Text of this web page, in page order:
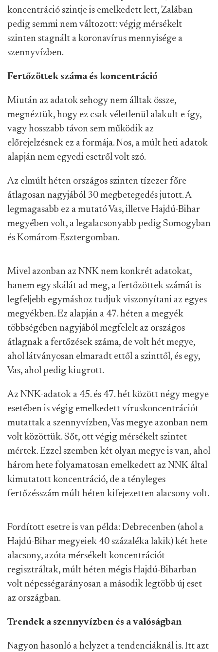
koncentráció szintje is emelkedett lett, Zalában
pedig semmi nem változott: végig mérsékelt
szinten stagnált a koronavírus mennyisége a
szennyvízben.
Fertőzöttek száma és koncentráció
Miután az adatok sehogy nem álltak össze,
megnéztük, hogy ez csak véletlenül alakult-e így,
vagy hosszabb távon sem működik az
előrejelzésnek ez a formája. Nos, a múlt heti adatok
alapján nem egyedi esetről volt szó.
Az elmúlt héten országos szinten tízezer főre
átlagosan nagyjából 30 megbetegedés jutott. A
legmagasabb ez a mutató Vas, illetve Hajdú-Bihar
megyében volt, a legalacsonyabb pedig Somogyban
és Komárom-Esztergomban.
Mivel azonban az NNK nem konkrét adatokat,
hanem egy skálát ad meg, a fertőzöttek számát is
legfeljebb egymáshoz tudjuk viszonyítani az egyes
megyékben. Ez alapján a 47. héten a megyék
többségében nagyjából megfelelt az országos
átlagnak a fertőzések száma, de volt hét megye,
ahol látványosan elmaradt ettől a szinttől, és egy,
Vas, ahol pedig kiugrott.
Az NNK-adatok a 45. és 47. hét között négy megye
esetében is végig emelkedett víruskoncentrációt
mutattak a szennyvízben, Vas megye azonban nem
volt közöttük. Sőt, ott végig mérsékelt szintet
mértek. Ezzel szemben két olyan megye is van, ahol
három hete folyamatosan emelkedett az NNK által
kimutatott koncentráció, de a tényleges
fertőzésszám múlt héten kifejezetten alacsony volt.
Fordított esetre is van példa: Debrecenben (ahol a
Hajdú-Bihar megyeiek 40 százaléka lakik) két hete
alacsony, azóta mérsékelt koncentrációt
regisztráltak, múlt héten mégis Hajdú-Biharban
volt népességarányosan a második legtöbb új eset
az országban.
Trendek a szennyvízben és a valóságban
Nagyon hasonló a helyzet a tendenciáknál is. Itt azt